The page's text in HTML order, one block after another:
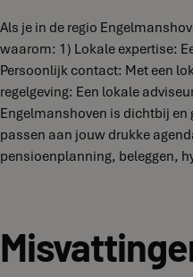
Als je in de regio
waarom: 1) Lokale expertise:
Persoonlijk contact: Met een
regelgeving: Een lokale
Engelmanshoven is dichtbij en
passen aan jouw drukke
pensioenplanning, beleggen,